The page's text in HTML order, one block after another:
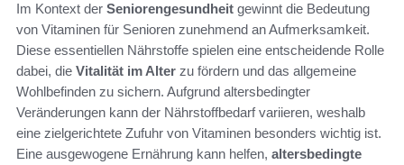
Im Kontext der Seniorengesundheit gewinnt die Bedeutung
von Vitaminen für Senioren zunehmend an Aufmerksamkeit.
Diese essentiellen Nährstoffe spielen eine entscheidende Rolle
dabei, die Vitalität im Alter zu fördern und das allgemeine
Wohlbefinden zu sichern. Aufgrund altersbedingter
Veränderungen kann der Nährstoffbedarf variieren, weshalb
eine zielgerichtete Zufuhr von Vitaminen besonders wichtig ist.
Eine ausgewogene Ernährung kann helfen, altersbedingte